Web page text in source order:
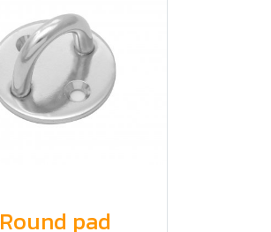
Round pad